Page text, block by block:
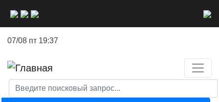
07/08 пт 19:37